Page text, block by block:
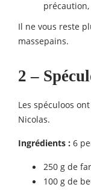
Il ne vous reste
massepains.
2 –
Les spéculoos
Nicolas.
Ingrédients : 6
250 g de
100 g de